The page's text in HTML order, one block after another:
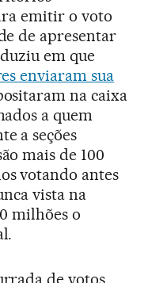
emitir o voto
de apresentar
em que
enviaram sua
na caixa
a quem
a seções
mais de 100
votando antes
vista na
milhões o
de votos